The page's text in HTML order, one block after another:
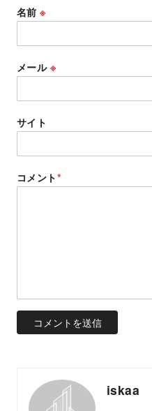
名前※
メール ※
サイト
コメント*
iskaa